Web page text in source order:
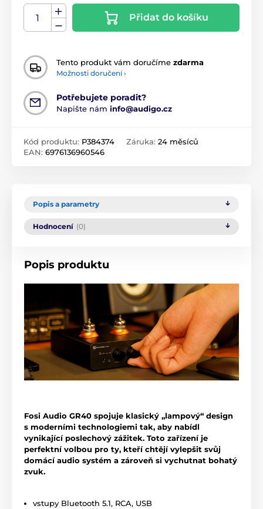
Přidat do košíku
Tento produkt vám doručíme zdarma
Možnosti doručení ›
Potřebujete poradit?
Napište nám info@audigo.cz
Kód produktu: P384374
EAN: 6976136960546
Záruka: 24 měsíců
Popis a parametry
Hodnocení (0)
Popis produktu
Fosi Audio GR40 spojuje klasický „lampový“ design
s moderními technologiemi tak, aby nabídl
vynikající poslechový zážitek. Toto zařízení je
perfektní volbou pro ty, kteří chtějí vylepšit svůj
domácí audio systém a zároveň si vychutnat bohatý
zvuk.
vstupy Bluetooth 5.1, RCA, USB